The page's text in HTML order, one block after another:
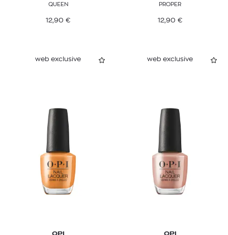
QUEEN
12,90 €
PROPER
12,90 €
web exclusive web exclusive